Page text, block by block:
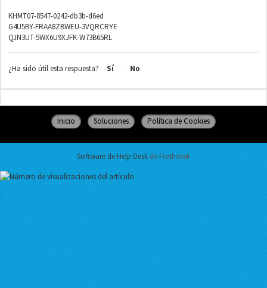
KHMT07-8547-0242-db3b-d6ed
G4U5BY-FRAA8ZBWEU-3VQRCRYE
QJN3UT-5WX6U9XJFK-W73B65RL
¿Ha sido útil esta respuesta? Sí No
Inicio Soluciones Política de Cookies
Software de Help Desk de Freshdesk